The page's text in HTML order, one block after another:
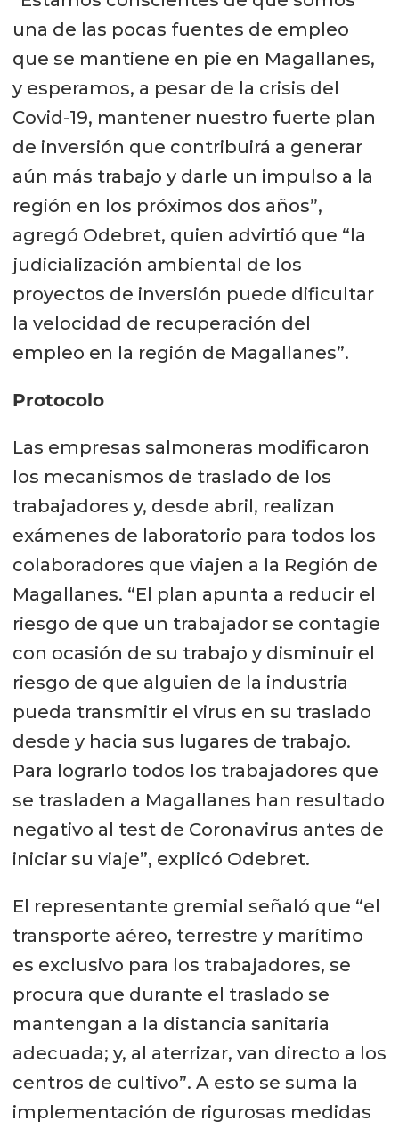
una de las pocas fuentes de empleo
que se mantiene en pie en Magallanes,
y esperamos, a pesar de la crisis del
Covid-19, mantener nuestro fuerte plan
de inversión que contribuirá a generar
aún más trabajo y darle un impulso a la
región en los próximos dos años”,
agregó Odebret, quien advirtió que “la
judicialización ambiental de los
proyectos de inversión puede dificultar
la velocidad de recuperación del
empleo en la región de Magallanes”.
Protocolo
Las empresas salmoneras modificaron
los mecanismos de traslado de los
trabajadores y, desde abril, realizan
exámenes de laboratorio para todos los
colaboradores que viajen a la Región de
Magallanes. “El plan apunta a reducir el
riesgo de que un trabajador se contagie
con ocasión de su trabajo y disminuir el
riesgo de que alguien de la industria
pueda transmitir el virus en su traslado
desde y hacia sus lugares de trabajo.
Para lograrlo todos los trabajadores que
se trasladen a Magallanes han resultado
negativo al test de Coronavirus antes de
iniciar su viaje”, explicó Odebret.
El representante gremial señaló que “el
transporte aéreo, terrestre y marítimo
es exclusivo para los trabajadores, se
procura que durante el traslado se
mantengan a la distancia sanitaria
adecuada; y, al aterrizar, van directo a los
centros de cultivo”. A esto se suma la
implementación de rigurosas medidas